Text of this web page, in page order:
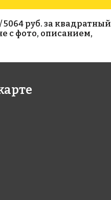
Rose SWJ 77
руб. за квадратный
с фото, описанием,